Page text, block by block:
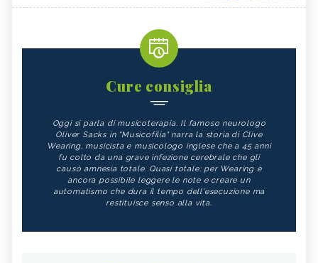
Cure consiglia
Oggi si parla di musicoterapia. Il famoso neurologo
Oliver Sacks in "Musicofilia" narra la storia di Clive
Wearing, musicista e musicologo inglese che a 45 anni
fu colto da una grave infezione cerebrale che gli
causò amnesia totale. Quasi totale: per Wearing è
ancora possibile leggere le note e creare un
automatismo che dura il tempo dell'esecuzione ma
restituisce senso alla vita.